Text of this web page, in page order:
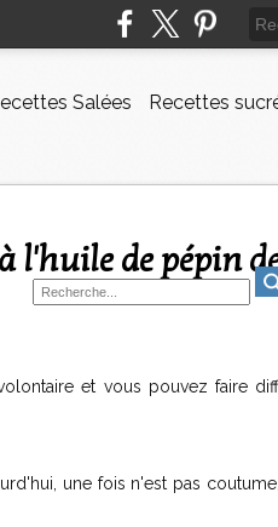
Salées Recettes
et vous pouvez faire
une fois n'est pas